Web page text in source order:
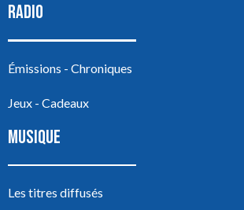
RADIO
Émissions - Chroniques
Jeux - Cadeaux
MUSIQUE
Les titres diffusés